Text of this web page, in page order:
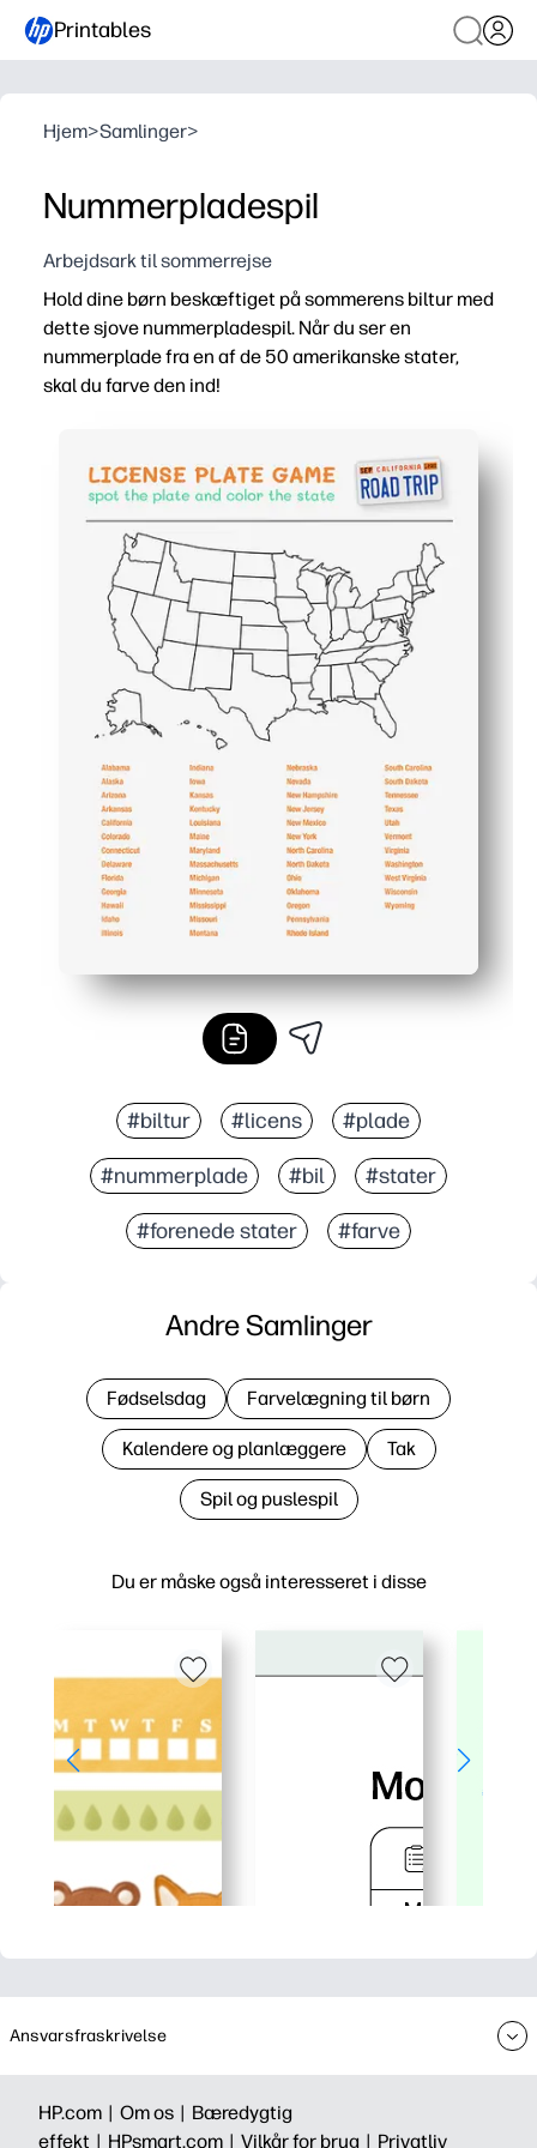
Printables
Hjem>Samlinger>
Nummerpladespil
Arbejdsark til sommerrejse
Hold dine børn beskæftiget på sommerens biltur med
dette sjove nummerpladespil. Når du ser en
nummerplade fra en af de 50 amerikanske stater,
skal du farve den ind!
#biltur #licens #plade
#nummerplade #bil #stater
#forenede stater #farve
Du er måske også interesseret i disse
Andre Samlinger
Fødselsdag Farvelægning til børn
Kalendere og planlæggere Tak
Spil og puslespil
Ansvarsfraskrivelse
HP.com | Om os | Bæredygtig
effekt | HPsmart.com | Vilkår for brug | Privatliv